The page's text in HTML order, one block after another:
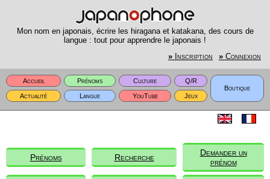
Mon nom en japonais, écrire les hiragana et katakana, des cours de
langue : tout pour apprendre le japonais !
» Inscription » Connexion
Accueil Prénoms Culture
Q/R
Boutique
Actualité
Langue YouTube Jeux
Prénoms Recherche
Demander un
prénom